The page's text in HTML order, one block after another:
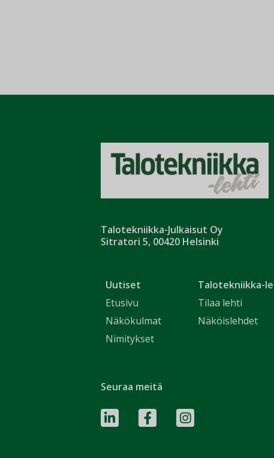
Talotekniikka-Julkaisut Oy
Sitratori 5, 00420 Helsinki
Uutiset
Etusivu
Näkökulmat
Nimitykset
Talotekniikka-
Tilaa lehti
Näköislehdet
Seuraa meitä